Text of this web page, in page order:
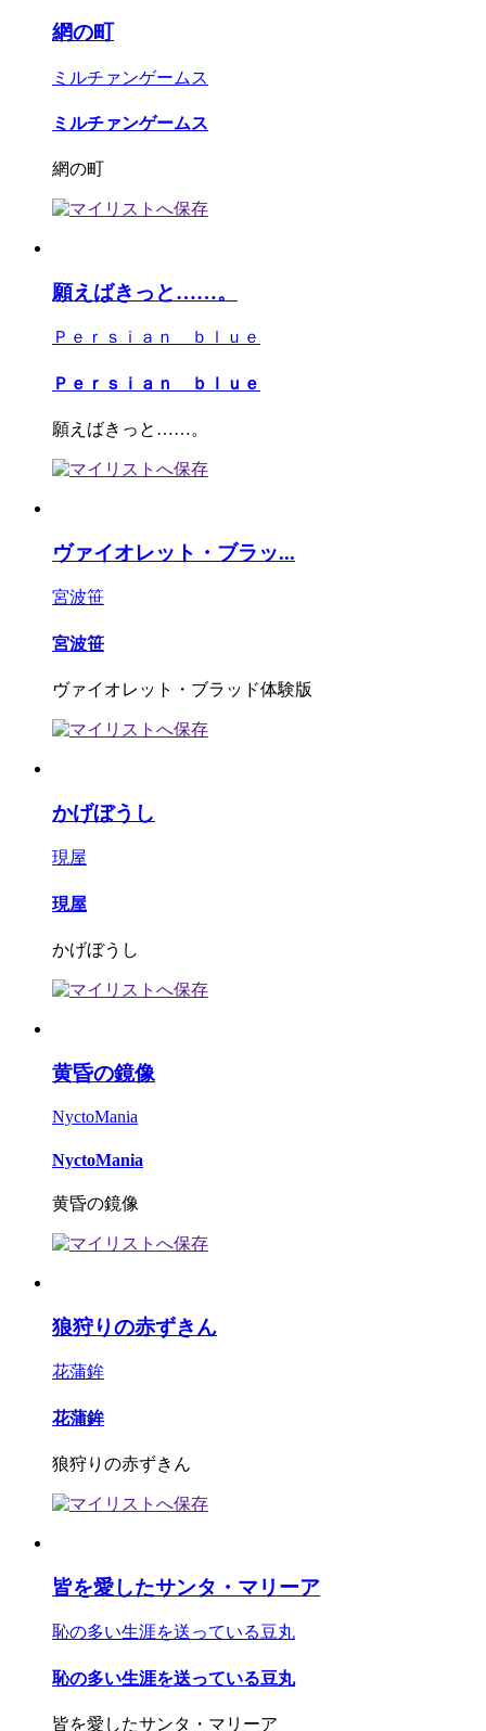
網の町
ミルチァンゲームス
ミルチァンゲームス
網の町
願えばきっと……。
Ｐｅｒｓｉａｎ ｂｌｕｅ
Ｐｅｒｓｉａｎ ｂｌｕｅ
願えばきっと……。
ヴァイオレット・ブラッ...
宮波笹
宮波笹
ヴァイオレット・ブラッド体験版
かげぼうし
現屋
現屋
かげぼうし
黄昏の鏡像
NyctoMania
NyctoMania
黄昏の鏡像
狼狩りの赤ずきん
花蒲鉾
花蒲鉾
狼狩りの赤ずきん
皆を愛したサンタ・マリーア
恥の多い生涯を送っている豆丸
恥の多い生涯を送っている豆丸
皆を愛したサンタ・マリーア